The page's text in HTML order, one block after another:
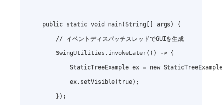
    public static void main(String[] args) {
        // イベントディスパッチスレッドでGUIを生成
        SwingUtilities.invokeLater(() -> {
StaticTreeExample ex = new
            ex.setVisible(true);
        });